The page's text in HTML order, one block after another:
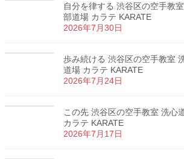
自分を律する 渋谷区の空手教
部道場 カラテ KARATE
2026年7月30日
歩み続ける 渋谷区の空手教室
道場 カラテ KARATE
2026年7月24日
この先 渋谷区の空手教室 洗心
カラテ KARATE
2026年7月17日